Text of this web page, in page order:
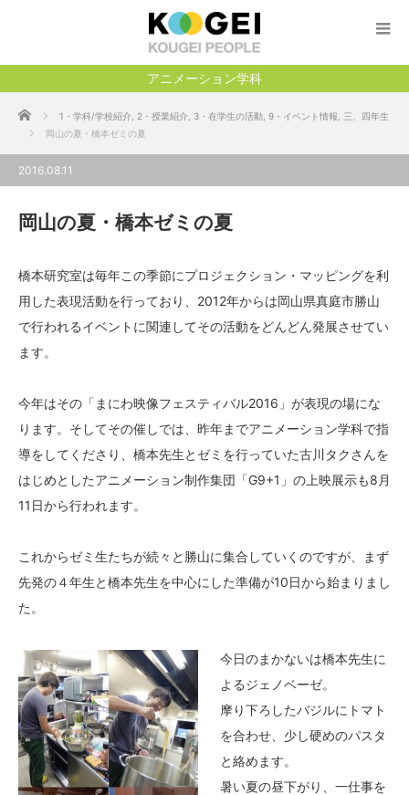
アニメーション学科
ホーム 1・学科/学校紹介 2・授業紹介 3・在学生の活動 9・イベント情報
三、四年生
岡山の夏・橋本ゼミの夏
2016.08.11
岡山の夏・橋本ゼミの夏
橋本研究室は毎年この季節にプロジェクション・マッピングを利
用した表現活動を行っており、2012年からは岡山県真庭市勝山
で行われるイベントに関連してその活動をどんどん発展させてい
ます。
今年はその「まにわ映像フェスティバル2016」が表現の場にな
ります。そしてその催しでは、昨年までアニメーション学科で指
導をしてくださり、橋本先生とゼミを行っていた古川タクさんを
はじめとしたアニメーション制作集団「G9+1」の上映展示も8月
11日から行われます。
これからゼミ生たちが続々と勝山に集合していくのですが、まず
先発の４年生と橋本先生を中心にした準備が10日から始まりまし
た。
今日のまかないは橋本先生に
よるジェノベーゼ。
摩り下ろしたバジルにトマト
を合わせ、少し硬めのパスタ
と絡めます。
暑い夏の昼下がり、一仕事を